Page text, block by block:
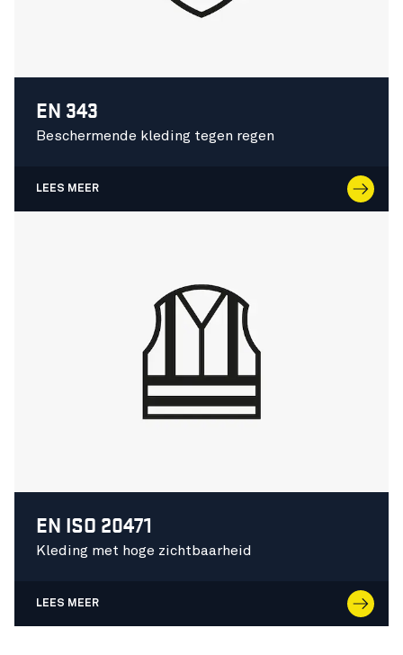
EN 343
Beschermende kleding tegen regen
LEES MEER
EN ISO 20471
Kleding met hoge zichtbaarheid
LEES MEER